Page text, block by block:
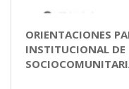
ORIENTACIONES
INSTITUCIONAL DE